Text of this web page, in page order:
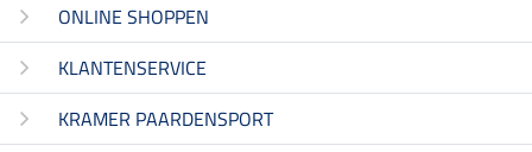
ONLINE SHOPPEN
KLANTENSERVICE
KRAMER PAARDENSPORT